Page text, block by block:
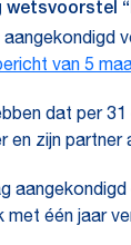
van 5
dat per
en zijn
één jaar